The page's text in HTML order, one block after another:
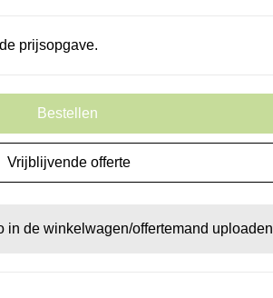
prijsopgave.
Bestellen
Vrijblijvende offerte
in de winkelwagen/offertemand uploaden